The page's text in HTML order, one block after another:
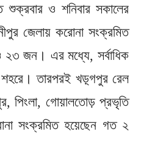
ও শনিবার সকালের
জেলায় করোনা সংক্রমিত
জন। এর মধ্যে, সর্বাধিক
শহরে। তারপরই খড়্গপুর রেল
পিংলা, গোয়ালতোড় প্রভৃতি
সংক্রমিত হয়েছেন গত ২